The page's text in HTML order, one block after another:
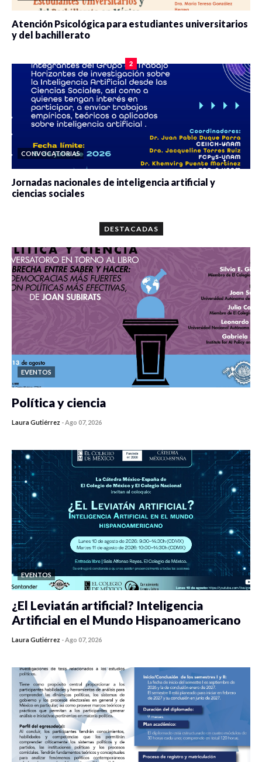
Atención Psicológica para estudiantes universitarios
y del bachillerato
2
CONVOCATORIAS
Jornadas nacionales de inteligencia artificial y
ciencias sociales
DESTACADAS
EVENTOS
Política y ciencia
Laura Gutiérrez -Ago 07, 2026
EVENTOS
¿El Leviatán artificial? Inteligencia
Artificial en el Mundo Hispanoamericano
Laura Gutiérrez -Ago 07, 2026